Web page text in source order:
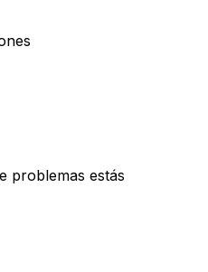
problemas estás